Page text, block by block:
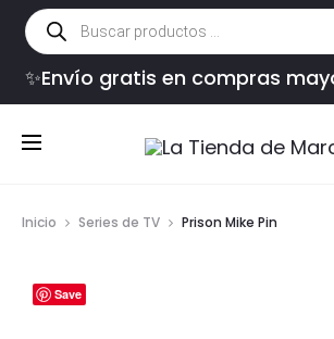
Búsqueda
de
productos
✨Envío gratis en compras
Inicio Series de TV Prison Mike Pin
Save